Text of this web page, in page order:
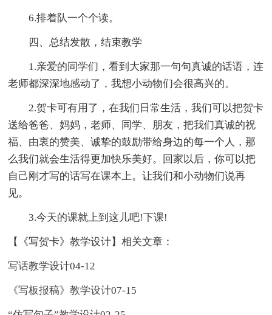
6.排着队一个个读。
四、总结发散，结束教学
1.亲爱的同学们，看到大家那一句句真诚的话语，连
老师都深深地感动了，我想小动物们会很高兴的。
2.贺卡可有用了，在我们日常生活，我们可以把贺卡
送给爸爸、妈妈，老师、同学、朋友，把我们真诚的祝
福、由衷的赞美、诚挚的鼓励带给身边的每一个人，那
么我们就会生活得更加快乐美好。回家以后，你可以把
自己刚才写的话写在课本上。让我们和小动物们说再
见。
3.今天的课就上到这儿吧!下课!
【《写贺卡》教学设计】相关文章：
写话教学设计04-12
《写板报稿》教学设计07-15